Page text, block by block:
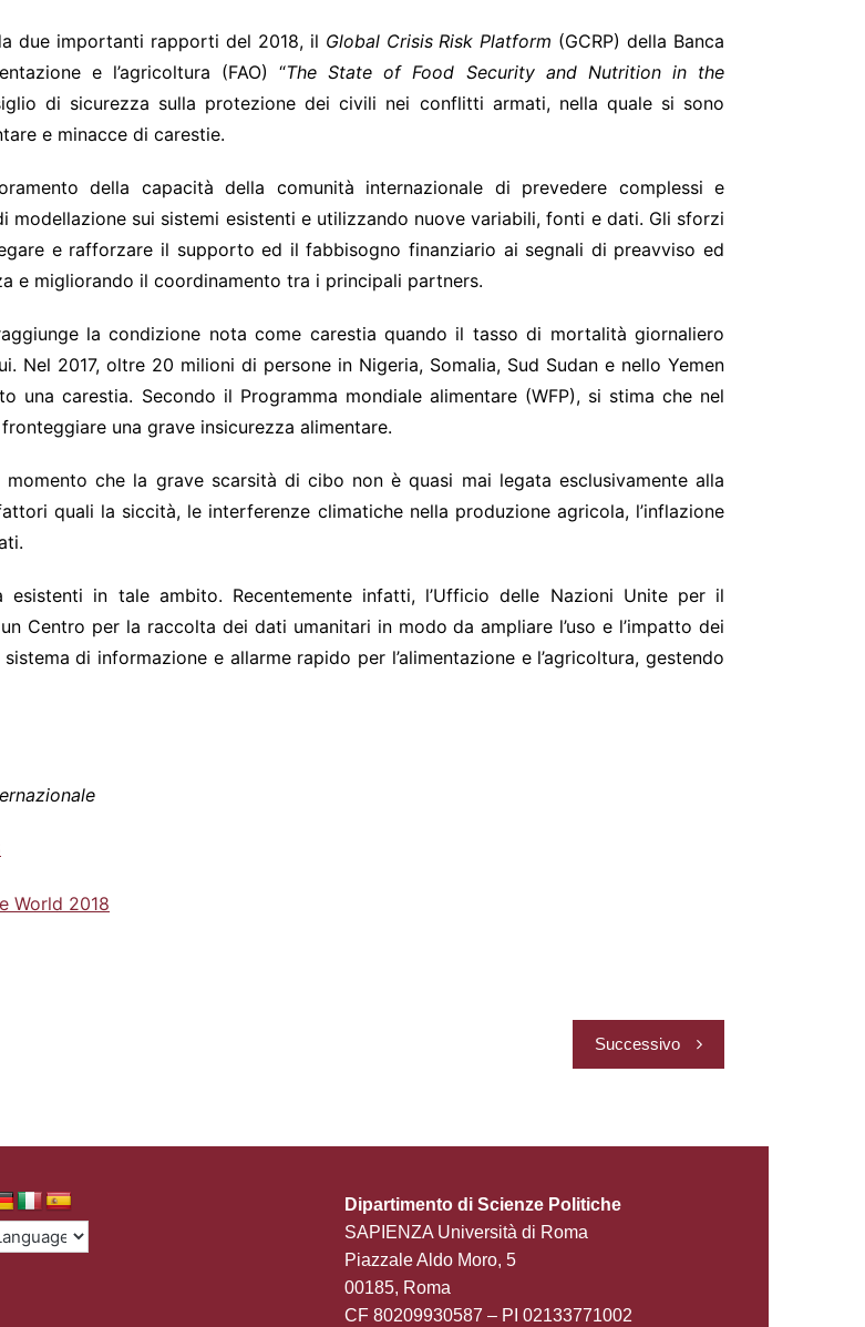
due importanti rapporti del 2018, il Global Crisis Risk Platform (GCRP) della Banca
e l’agricoltura (FAO) “The State of Food Security and Nutrition in the
di sicurezza sulla protezione dei civili nei conflitti armati, nella quale si sono
e minacce di carestie.
della capacità della comunità internazionale di prevedere complessi e
modellazione sui sistemi esistenti e utilizzando nuove variabili, fonti e dati. Gli sforzi
e rafforzare il supporto ed il fabbisogno finanziario ai segnali di preavviso ed
e migliorando il coordinamento tra i principali partners.
la condizione nota come carestia quando il tasso di mortalità giornaliero
Nel 2017, oltre 20 milioni di persone in Nigeria, Somalia, Sud Sudan e nello Yemen
una carestia. Secondo il Programma mondiale alimentare (WFP), si stima che nel
una grave insicurezza alimentare.
che la grave scarsità di cibo non è quasi mai legata esclusivamente alla
quali la siccità, le interferenze climatiche nella produzione agricola, l’inflazione
in tale ambito. Recentemente infatti, l’Ufficio delle Nazioni Unite per il
Centro per la raccolta dei dati umanitari in modo da ampliare l’uso e l’impatto dei
di informazione e allarme rapido per l’alimentazione e l’agricoltura, gestendo
World 2018
Successivo
Dipartimento di Scienze Politiche
SAPIENZA Università di Roma
Piazzale Aldo Moro, 5
00185, Roma
CF 80209930587 – PI 02133771002